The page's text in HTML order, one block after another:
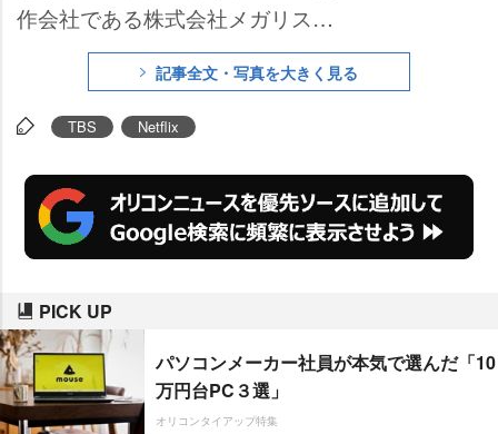
作会社である株式会社メガリスと
戦略的パートナーシップを締結し
た。日本でも山崎貴監督が手掛け
た『ゴジラ-1.0』がアカデミー賞
技術はより身近な話題になってき
た。そんななか、THE SEVENが
メガリスとタッグを組んだ背景に
THE SEVENの赤羽智史VFXプロ
デューサー、メガリスのCEO兼V
FXスーパーバイザーのクリスト
フ・ロド氏、ジェフリー・デリン
記事全文・写真を大きく見る
TBS Netflix
PICK UP
パソコンメーカー社員が本気で選んだ「10
万円台PC３選」
オリコンタイアップ特集